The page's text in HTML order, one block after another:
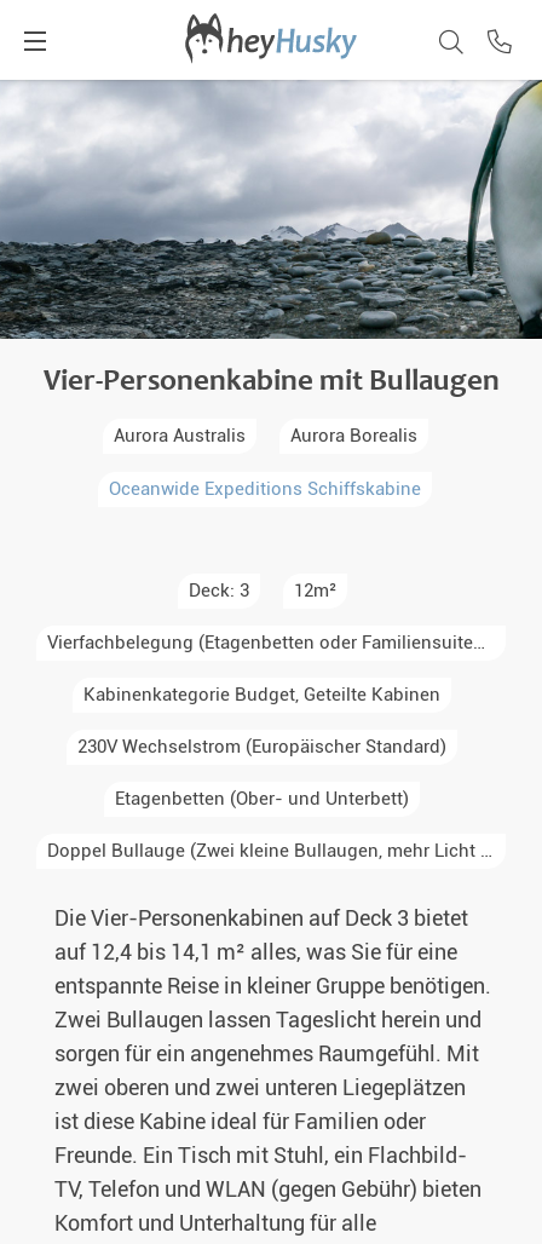
Vier-Personenkabine mit Bullaugen
Aurora Australis Aurora Borealis
Oceanwide Expeditions Schiffskabine
Deck: 3 12m²
Vierfachbelegung (Etagenbetten oder Familiensuiten, max. 4)
Kabinenkategorie Budget, Geteilte Kabinen
230V Wechselstrom (Europäischer Standard)
Etagenbetten (Ober- und Unterbett)
Doppel Bullauge (Zwei kleine Bullaugen, mehr Licht im Raum)
Die Vier-Personenkabinen auf Deck 3 bietet
auf 12,4 bis 14,1 m² alles, was Sie für eine
entspannte Reise in kleiner Gruppe benötigen.
Zwei Bullaugen lassen Tageslicht herein und
sorgen für ein angenehmes Raumgefühl. Mit
zwei oberen und zwei unteren Liegeplätzen
ist diese Kabine ideal für Familien oder
Freunde. Ein Tisch mit Stuhl, ein Flachbild-
TV, Telefon und WLAN (gegen Gebühr) bieten
Komfort und Unterhaltung für alle